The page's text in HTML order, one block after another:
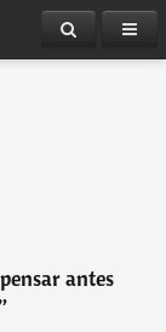
antes
”